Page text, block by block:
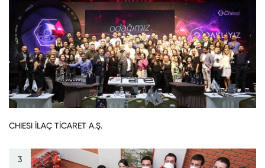
CHIESI İLAÇ TİCARET A.Ş.
3